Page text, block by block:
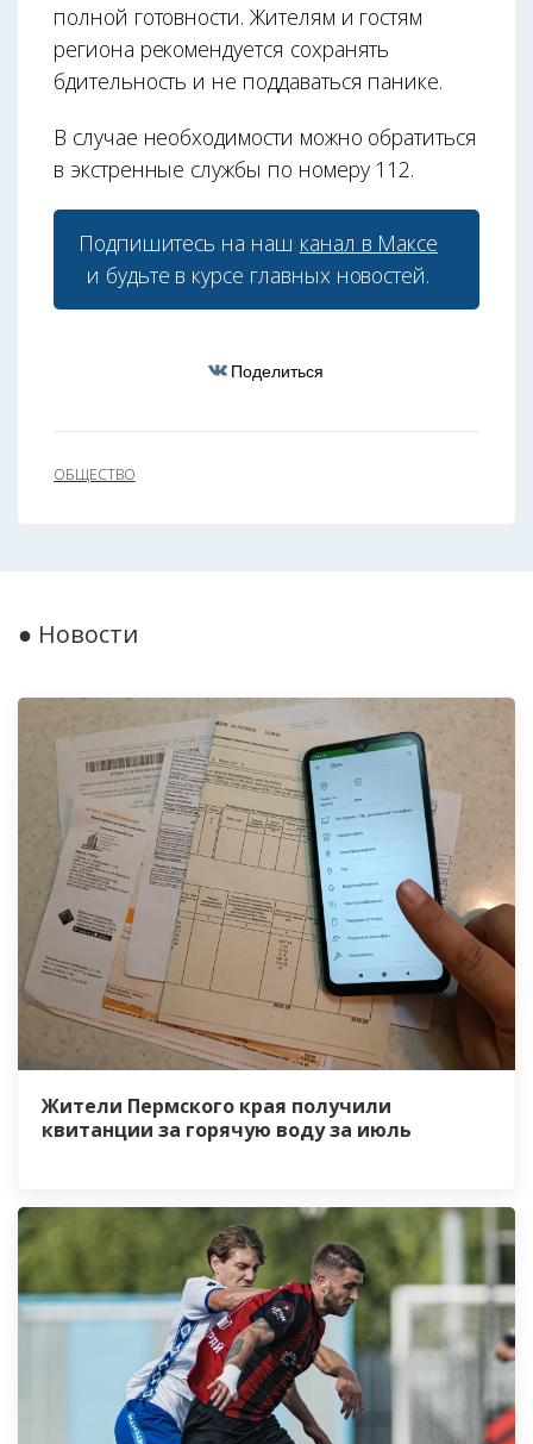
полной готовности. Жителям и гостям
региона рекомендуется сохранять
бдительность и не поддаваться панике.
В случае необходимости можно обратиться
в экстренные службы по номеру 112.
Подпишитесь на наш канал в Максе
и будьте в курсе главных новостей.
Поделиться
ОБЩЕСТВО
● Новости
Жители Пермского края получили
квитанции за горячую воду за июль